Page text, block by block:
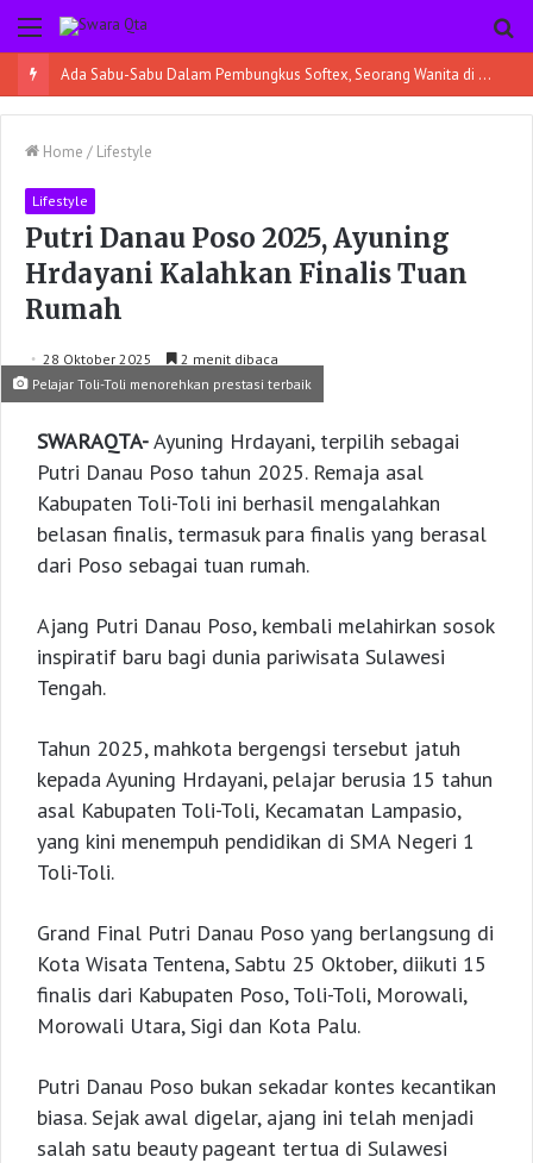
Menu
Ada Sabu-Sabu Dalam Pembungkus Softex, Seorang Wanita di Poso Pesisir Bersama Temannya Ditangkap
Home / Lifestyle
Lifestyle
Putri Danau Poso 2025, Ayuning
Hrdayani Kalahkan Finalis Tuan
Rumah
28 Oktober 2025
2 menit dibaca
Pelajar Toli-Toli menorehkan prestasi terbaik
SWARAQTA-Ayuning Hrdayani, terpilih sebagai
Putri Danau Poso tahun 2025. Remaja asal
Kabupaten Toli-Toli ini berhasil mengalahkan
belasan finalis, termasuk para finalis yang berasal
dari Poso sebagai tuan rumah.
Ajang Putri Danau Poso, kembali melahirkan sosok
inspiratif baru bagi dunia pariwisata Sulawesi
Tengah.
Tahun 2025, mahkota bergengsi tersebut jatuh
kepada Ayuning Hrdayani, pelajar berusia 15 tahun
asal Kabupaten Toli-Toli, Kecamatan Lampasio,
yang kini menempuh pendidikan di SMA Negeri 1
Toli-Toli.
Grand Final Putri Danau Poso yang berlangsung di
Kota Wisata Tentena, Sabtu 25 Oktober, diikuti 15
finalis dari Kabupaten Poso, Toli-Toli, Morowali,
Morowali Utara, Sigi dan Kota Palu.
Putri Danau Poso bukan sekadar kontes kecantikan
biasa. Sejak awal digelar, ajang ini telah menjadi
salah satu beauty pageant tertua di Sulawesi